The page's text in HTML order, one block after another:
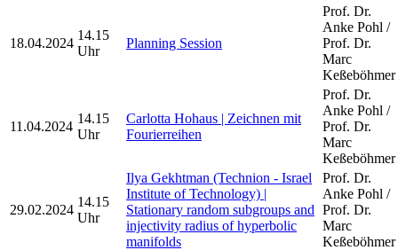
18.04.2024
14.15
Uhr
Planning Session
Prof. Dr.
Anke Pohl /
Prof. Dr.
Marc
Keßeböhmer
11.04.2024
14.15
Uhr
Carlotta Hohaus | Zeichnen mit
Fourierreihen
Prof. Dr.
Anke Pohl /
Prof. Dr.
Marc
Keßeböhmer
29.02.2024
14.15
Uhr
Ilya Gekhtman (Technion - Israel
Institute of Technology) |
Stationary random subgroups and
injectivity radius of hyperbolic
manifolds
Prof. Dr.
Anke Pohl /
Prof. Dr.
Marc
Keßeböhmer